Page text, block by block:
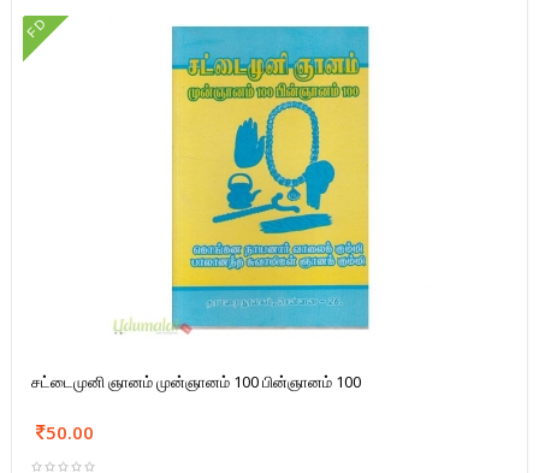
FD
சட்டைமுனி ஞானம் முன்ஞானம் 100 பின்ஞானம் 100
50.00